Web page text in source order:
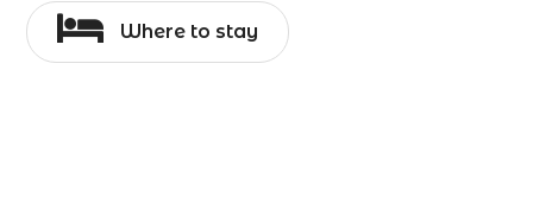
Where to stay